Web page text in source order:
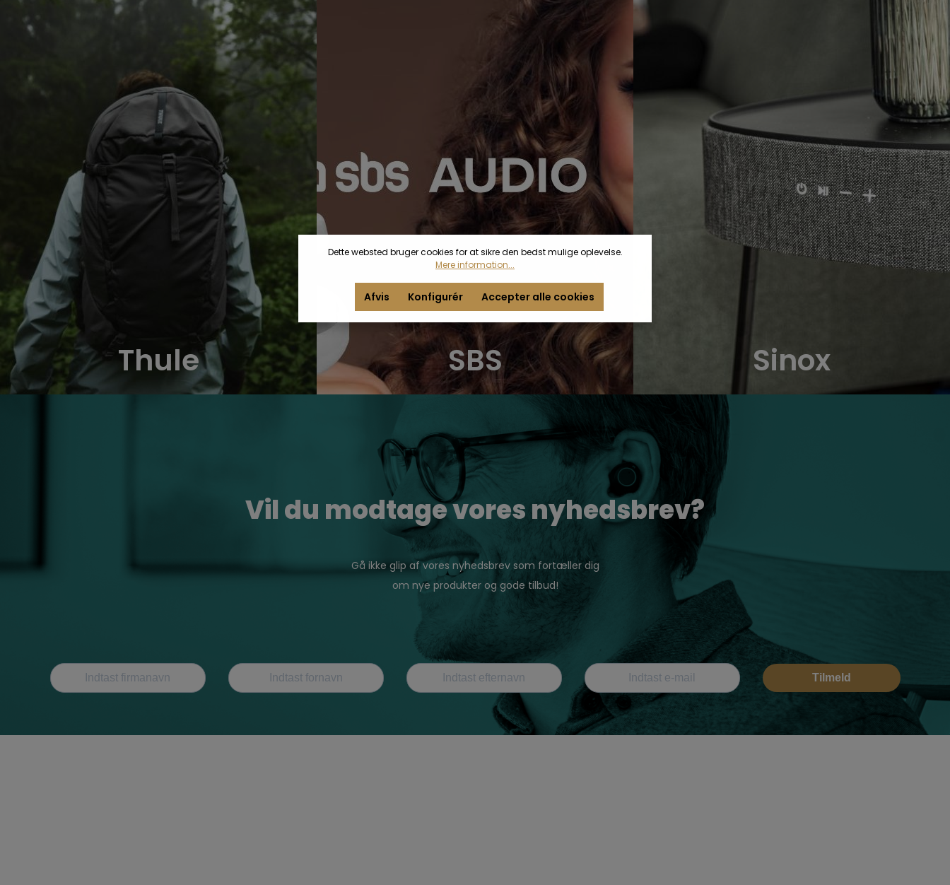
Thule SBS Sinox
Vil du modtage vores nyhedsbrev?
Gå ikke glip af vores nyhedsbrev som fortæller dig
om nye produkter og gode tilbud!
Tilmeld
Dette websted bruger cookies for at sikre den bedst mulige oplevelse.
Mere information...
Afvis Konfigurér Accepter alle cookies